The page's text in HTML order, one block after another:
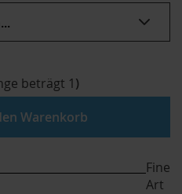
beträgt 1)
Warenkorb
Fine
Art